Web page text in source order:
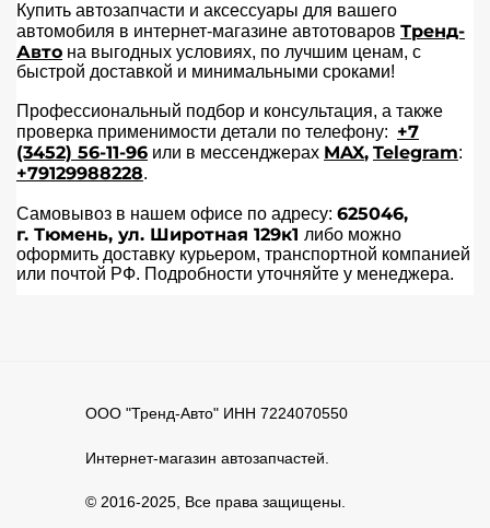
Купить автозапчасти и аксессуары для вашего
автомобиля в интернет-магазине автотоваров Тренд-
Авто на выгодных условиях, по лучшим ценам, с
быстрой доставкой и минимальными сроками!
Профессиональный подбор и консультация, а также
проверка применимости детали по телефону: +7
(3452) 56-11-96 или в мессенджерах MAX, Telegram:
+79129988228.
Самовывоз в нашем офисе по адресу: 625046,
г. Тюмень, ул. Широтная 129к1 либо можно
оформить доставку курьером, транспортной компанией
или почтой РФ. Подробности уточняйте у менеджера.
ООО "Тренд-Авто" ИНН 7224070550
Интернет-магазин автозапчастей.
© 2016-2025, Все права защищены.